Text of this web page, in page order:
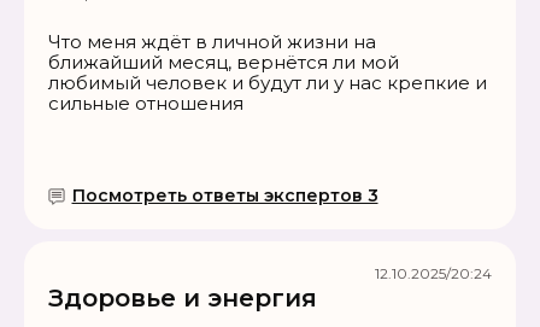
Что меня ждёт в личной жизни на
ближайший месяц, вернётся ли мой
любимый человек и будут ли у нас крепкие и
сильные отношения
Посмотреть ответы экспертов 3
Здоровье и энергия
12.10.2025/20:24